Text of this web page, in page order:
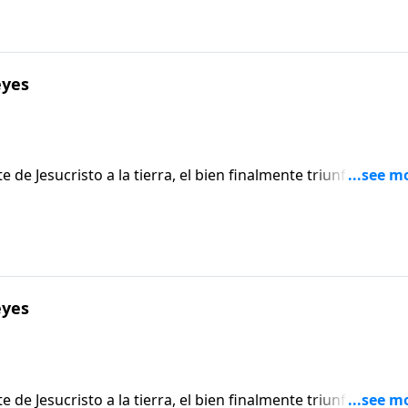
Jesucristo a la tierra, el bien finalmente triunfa sobre
planes de Satanás y sus demonios se deshacen
finalmente enfrentan su perdición.
Jesucristo a la tierra, el bien finalmente triunfa sobre